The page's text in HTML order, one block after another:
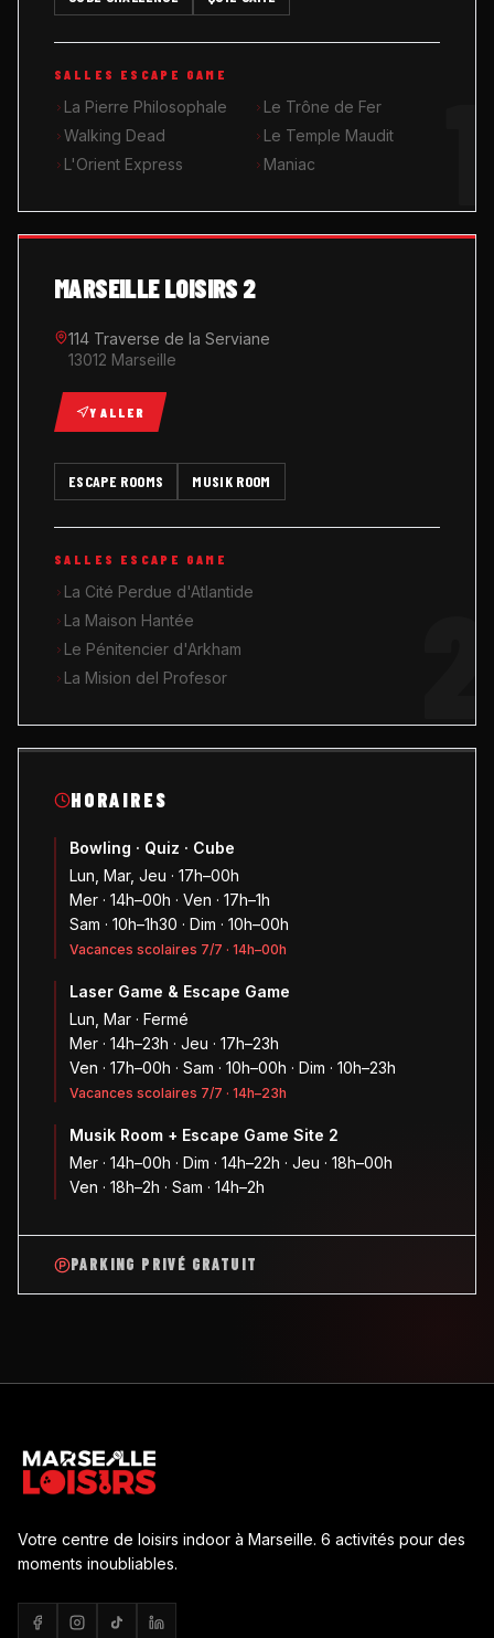
MUSIK ROOM KARAOKÉ
QUIZ GAME
SALLES ESCAPE GAME
La Pierre Philosophale
Le Trône de Fer
Walking Dead
Le Temple Maudit
L'Orient Express
Maniac
HORAIRES
Bowling · Quiz · Cube
Lun, Mar, Jeu · 17h–00h
Mer · 14h–00h · Ven · 17h–1h
Sam · 10h–1h30 · Dim · 10h–00h
Vacances scolaires 7/7 · 14h–00h
Laser Game & Escape Game
Lun, Mar · Fermé
Mer · 14h–23h · Jeu · 17h–23h
Ven · 17h–00h · Sam · 10h–00h · Dim · 10h–23h
Vacances scolaires 7/7 · 14h–23h
Musik Room + Escape Game Site 2
Mer · 14h–00h · Dim · 14h–22h · Jeu · 18h–00h
Ven · 18h–2h · Sam · 14h–2h
PARKING PRIVÉ GRATUIT
MARSEILLE LOISIRS 2
114 Traverse de la Serviane
13012 Marseille
Y ALLER
ESCAPE ROOMS MUSIK ROOM
SALLES ESCAPE GAME
La Cité Perdue d'Atlantide
La Maison Hantée
Le Pénitencier d'Arkham
La Mision del Profesor
Votre centre de loisirs indoor à Marseille. 6 activités pour des
moments inoubliables.